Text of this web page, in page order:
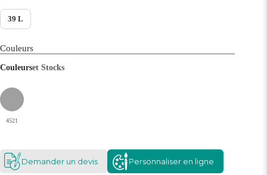
39 L
Couleurs
Couleurset Stocks
4521
Demander un devis Personnaliser en ligne